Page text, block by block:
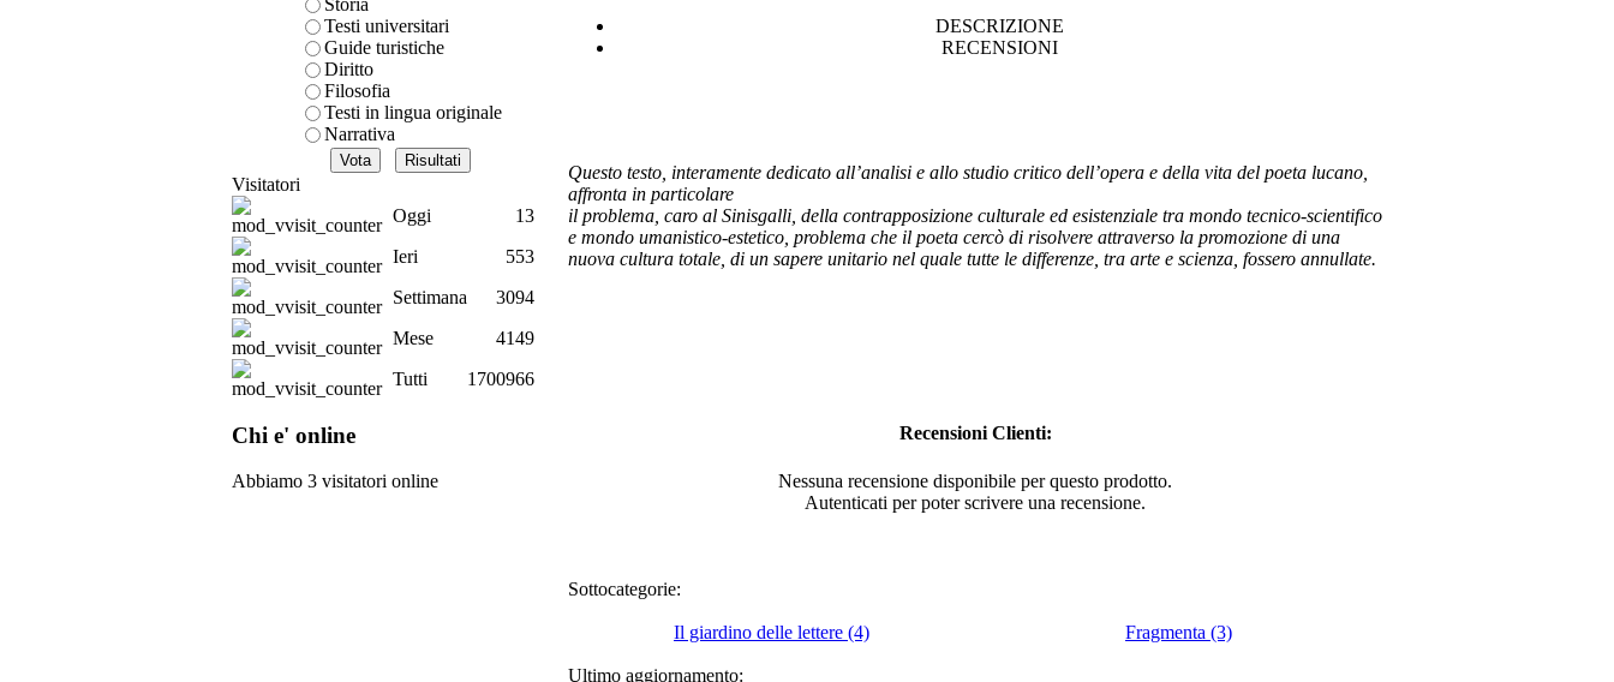
€ 15,00
Come nuvole
d'incenso
€ 18,00
Teana
Storia
Testi universitari
Guide turistiche
Diritto
Filosofia
Testi in lingua originale
Narrativa
Visitatori
Oggi
13
Ieri
553
Settimana
3094
Mese
4149
Tutti
1700966
Chi e' online
Abbiamo 3 visitatori online
DESCRIZIONE
RECENSIONI
Questo testo, interamente dedicato all’analisi e allo studio critico dell’opera e della vita del poeta lucano,
affronta in particolare
il problema, caro al Sinisgalli, della contrapposizione culturale ed esistenziale tra mondo tecnico-scientifico
e mondo umanistico-estetico, problema che il poeta cercò di risolvere attraverso la promozione di una
nuova cultura totale, di un sapere unitario nel quale tutte le differenze, tra arte e scienza, fossero annullate.
Recensioni Clienti:
Nessuna recensione disponibile per questo prodotto.
Autenticati per poter scrivere una recensione.
Sottocategorie:
Il giardino delle lettere (4) Fragmenta (3)
Ultimo aggiornamento: